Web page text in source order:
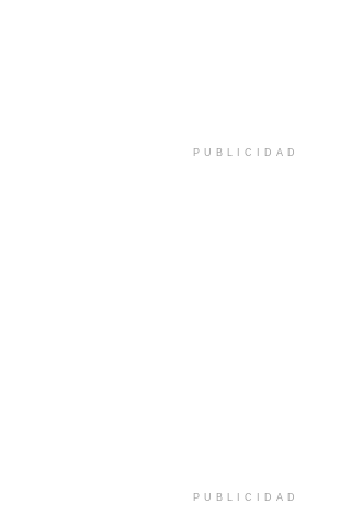
PUBLICIDAD
PUBLICIDAD